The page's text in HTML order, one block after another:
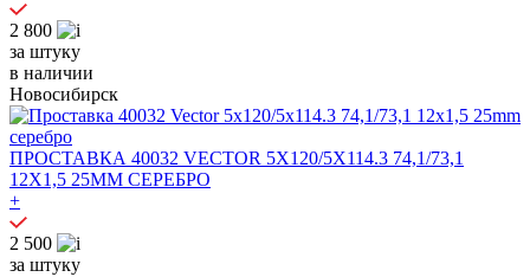
2 800
за штуку
в наличии
Новосибирск
ПРОСТАВКА 40032 VECTOR 5X120/5X114.3 74,1/73,1
12X1,5 25MM СЕРЕБРО
+
2 500
за штуку